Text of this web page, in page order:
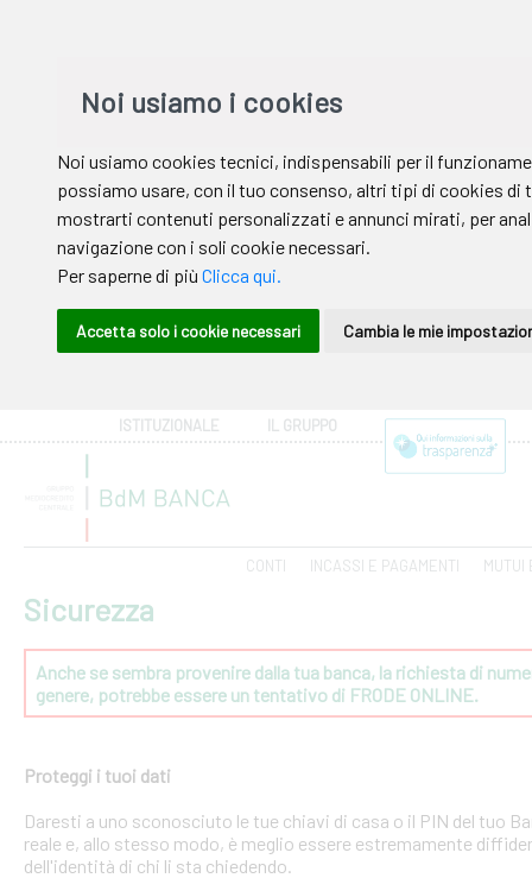
ISTITUZIONALE IL GRUPPO
CONTI INCASSI E PAGAMENTI MUTUI
Sicurezza
Anche se sembra provenire dalla tua banca, la richiesta di
genere, potrebbe essere un tentativo di FRODE ONLINE.
Proteggi i tuoi dati
Daresti a uno sconosciuto le tue chiavi di casa o il PIN del tuo
reale e, allo stesso modo, è meglio essere estremamente
dell'identità di chi li sta chiedendo.